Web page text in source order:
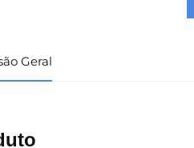
Geral